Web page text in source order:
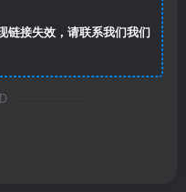
链接失效，请联系我们我们